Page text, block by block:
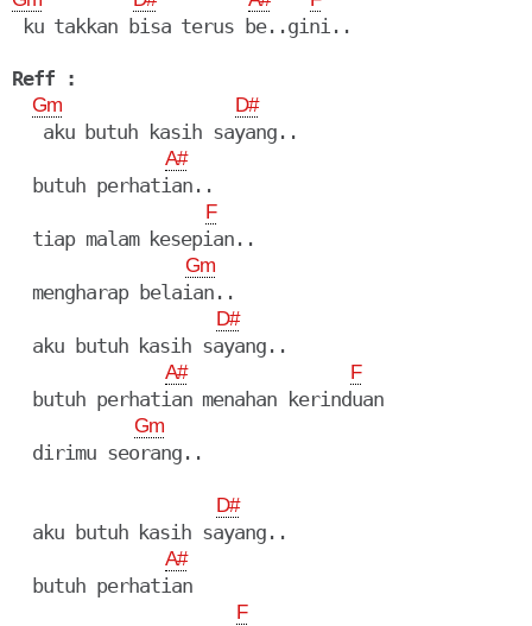
ku takkan bisa terus be..gini..
Reff :
Gm D#
   aku butuh kasih sayang..
A#
  butuh perhatian..
F
  tiap malam kesepian..
Gm
  mengharap belaian..
D#
  aku butuh kasih sayang..
A# F
  butuh perhatian menahan kerinduan
Gm
  dirimu seorang..
D#
  aku butuh kasih sayang..
A#
  butuh perhatian
F